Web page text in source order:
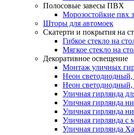
Полосовые завесы ПВХ
Морозостойкие пвх
Шторы для автомоек
Скатерти и покрытия на
Гибкое стекло на
Мягкое стекло на
Декоративное освещение
Монтаж уличных
Неон
Неон
Уличная гирлянда
Уличная гирлянда
Уличная гирлянда
Уличная гирлянда с
Уличная гирлянда